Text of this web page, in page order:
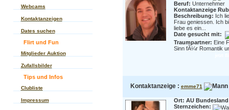
Webcams
Kontaktanzeigen
Dates suchen
Flirt und Fun
Mitglieder Auktion
Zufallsbilder
Tips und Infos
Clubliste
Impressum
Beruf: Unternehmer
Kontaktanzeige
Beschreibung: Ich
Frau geniessen. Ich
liebe es ein...
Date gesucht mit:
Traumpartner: Eine
Sinn fÃ¼r Romantik
Kontaktanzeige : emme71
Ort: AU
Sternzeichen: